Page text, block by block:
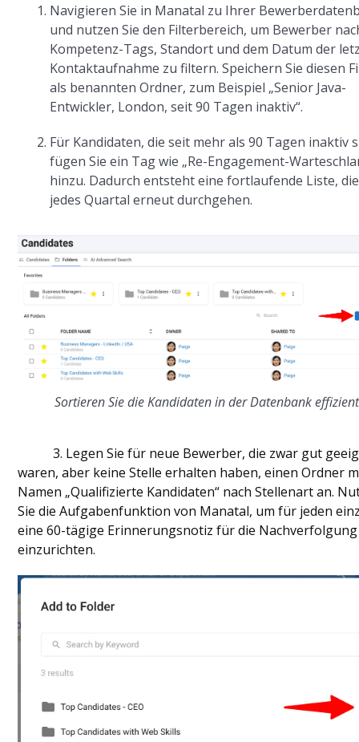
Navigieren Sie in Manatal zu Ihrer
und nutzen Sie den Filterbereich, um Bewerber
Kompetenz-Tags, Standort und dem Datum der
Kontaktaufnahme zu filtern. Speichern Sie diesen
als benannten Ordner, zum Beispiel „Senior Java-
Entwickler, London, seit 90 Tagen inaktiv“.
Für Kandidaten, die seit mehr als 90 Tagen inaktiv
fügen Sie ein Tag wie „Re-Engagement-
hinzu. Dadurch entsteht eine fortlaufende Liste,
jedes Quartal erneut durchgehen.
Sortieren Sie die Kandidaten in der Datenbank
3. Legen Sie für neue Bewerber, die zwar gut
waren, aber keine Stelle erhalten haben, einen Ordner
Namen „Qualifizierte Kandidaten“ nach Stellenart an.
Sie die Aufgabenfunktion von Manatal, um für jeden
eine 60-tägige Erinnerungsnotiz für die Nachverfolgung
einzurichten.